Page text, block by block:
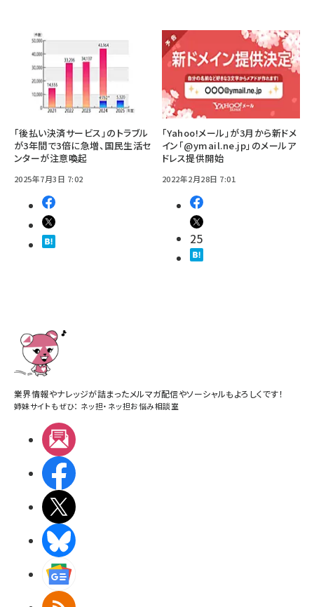
「後払い決済サービス」のトラブル
が3年間で3倍に急増、国民生活セ
ンターが注意喚起
2025年7月3日 7:02
「Yahoo!メール」が3月から新ドメ
イン「@ymail.ne.jp」のメールア
ドレス提供開始
2022年2月28日 7:01
25
業界情報やナレッジが詰まったメルマガ配信やソーシャルもよろしくです！
姉妹サイトもぜひ： ネッ担・ ネッ担お悩み相談室